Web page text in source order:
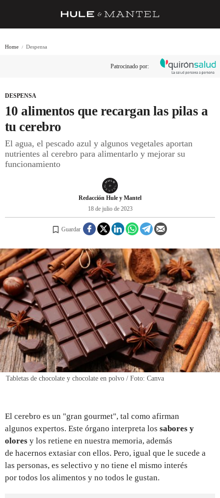
BARRAS Y ESTRELLAS
DÓNDE COMER
CUADERNO DE VIAJE
INICIAR SESIÓN
Home Despensa
Patrocinado por:
DESPENSA
10 alimentos que recargan las pilas a
tu cerebro
El agua, el pescado azul y algunos vegetales aportan
nutrientes al cerebro para alimentarlo y mejorar su
funcionamiento
Redacción Hule y Mantel
18 de julio de 2023
Guardar
Tabletas de chocolate y chocolate en polvo / Foto: Canva
El cerebro es un "gran gourmet", tal como afirman
algunos expertos. Este órgano interpreta los sabores y
olores y los retiene en nuestra memoria, además
de hacernos extasiar con ellos. Pero, igual que le sucede a
las personas, es selectivo y no tiene el mismo interés
por todos los alimentos y no todos le gustan.